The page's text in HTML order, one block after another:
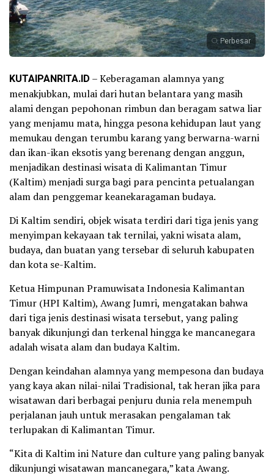
Perbesar
KUTAIPANRITA.ID – Keberagaman alamnya yang
menakjubkan, mulai dari hutan belantara yang masih
alami dengan pepohonan rimbun dan beragam satwa liar
yang menjamu mata, hingga pesona kehidupan laut yang
memukau dengan terumbu karang yang berwarna-warni
dan ikan-ikan eksotis yang berenang dengan anggun,
menjadikan destinasi wisata di Kalimantan Timur
(Kaltim) menjadi surga bagi para pencinta petualangan
alam dan penggemar keanekaragaman budaya.
Di Kaltim sendiri, objek wisata terdiri dari tiga jenis yang
menyimpan kekayaan tak ternilai, yakni wisata alam,
budaya, dan buatan yang tersebar di seluruh kabupaten
dan kota se-Kaltim.
Ketua Himpunan Pramuwisata Indonesia Kalimantan
Timur (HPI Kaltim), Awang Jumri, mengatakan bahwa
dari tiga jenis destinasi wisata tersebut, yang paling
banyak dikunjungi dan terkenal hingga ke mancanegara
adalah wisata alam dan budaya Kaltim.
Dengan keindahan alamnya yang mempesona dan budaya
yang kaya akan nilai-nilai Tradisional, tak heran jika para
wisatawan dari berbagai penjuru dunia rela menempuh
perjalanan jauh untuk merasakan pengalaman tak
terlupakan di Kalimantan Timur.
“Kita di Kaltim ini Nature dan culture yang paling banyak
dikunjungi wisatawan mancanegara,” kata Awang.